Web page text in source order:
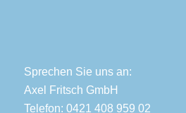
Sprechen Sie uns an:
Axel Fritsch GmbH
Telefon: 0421 408 959 02